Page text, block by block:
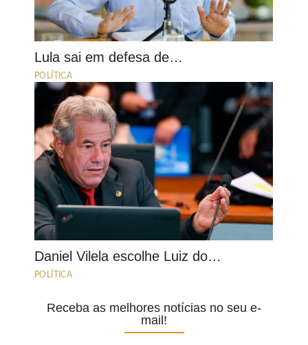
Lula sai em defesa de…
POLÍTICA
Daniel Vilela escolhe Luiz do…
POLÍTICA
Receba as melhores notícias no seu e-
mail!